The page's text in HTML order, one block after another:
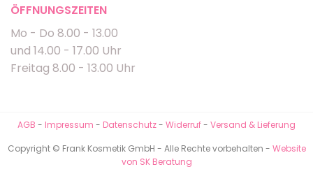
ÖFFNUNGSZEITEN
Mo - Do 8.00 - 13.00
und 14.00 - 17.00 Uhr
Freitag 8.00 - 13.00 Uhr
AGB - Impressum - Datenschutz- Widerruf- Versand & Lieferung
Copyright © Frank Kosmetik GmbH - Alle Rechte vorbehalten - Website
von SK Beratung